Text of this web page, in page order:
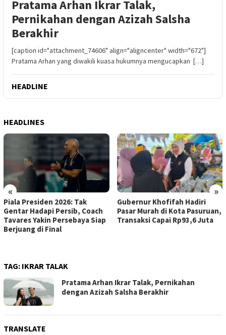
Pratama Arhan Ikrar Talak,
Pernikahan dengan Azizah Salsha
Berakhir
[caption id="attachment_74606" align="aligncenter" width="672"]
Pratama Arhan yang diwakili kuasa hukumnya mengucapkan […]
HEADLINE
HEADLINES
« »
Piala Presiden 2026: Tak
Gentar Hadapi Persib, Coach
Tavares Yakin Persebaya Siap
Berjuang di Final
Gubernur Khofifah Hadiri
Pasar Murah di Kota Pasuruan,
Transaksi Capai Rp93,6 Juta
TAG: IKRAR TALAK
Pratama Arhan Ikrar Talak, Pernikahan
dengan Azizah Salsha Berakhir
TRANSLATE